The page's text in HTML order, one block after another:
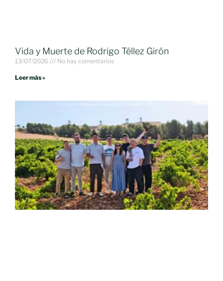
Vida y Muerte de Rodrigo Téllez Girón
13/07/2026 No hay comentarios
Leer más »